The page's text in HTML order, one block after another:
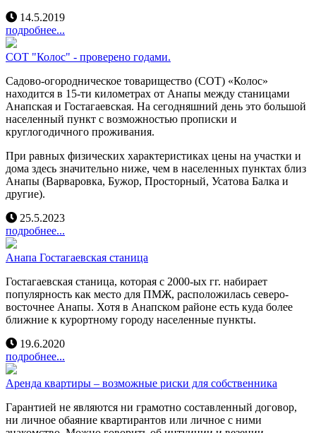
14.5.2019
подробнее...
СОТ "Колос" - проверено годами.
Садово-огородническое товарищество (СОТ) «Колос»
находится в 15-ти километрах от Анапы между станицами
Анапская и Гостагаевская. На сегодняшний день это большой
населенный пункт с возможностью прописки и
круглогодичного проживания.
При равных физических характеристиках цены на участки и
дома здесь значительно ниже, чем в населенных пунктах близ
Анапы (Варваровка, Бужор, Просторный, Усатова Балка и
другие).
25.5.2023
подробнее...
Анапа Гостагаевская станица
Гостагаевская станица, которая с 2000-ых гг. набирает
популярность как место для ПМЖ, расположилась северо-
восточнее Анапы. Хотя в Анапском районе есть куда более
ближние к курортному городу населенные пункты.
19.6.2020
подробнее...
Аренда квартиры – возможные риски для собственника
Гарантией не являются ни грамотно составленный договор,
ни личное обаяние квартирантов или личное с ними